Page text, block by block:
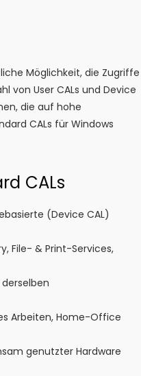
Möglichkeit, die Zugriffe
von User CALs und Device
die auf hohe
CALs für Windows
CALs
(Device CAL)
File- & Print-Services,
derselben
Arbeiten, Home-Office
genutzter Hardware